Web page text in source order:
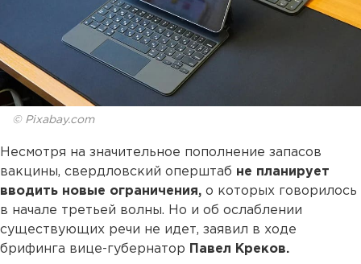
© Pixabay.com
Несмотря на значительное пополнение запасов
вакцины, свердловский оперштаб не планирует
вводить новые ограничения, о которых говорилось
в начале третьей волны. Но и об ослаблении
существующих речи не идет, заявил в ходе
брифинга вице-губернатор
Павел Креков.